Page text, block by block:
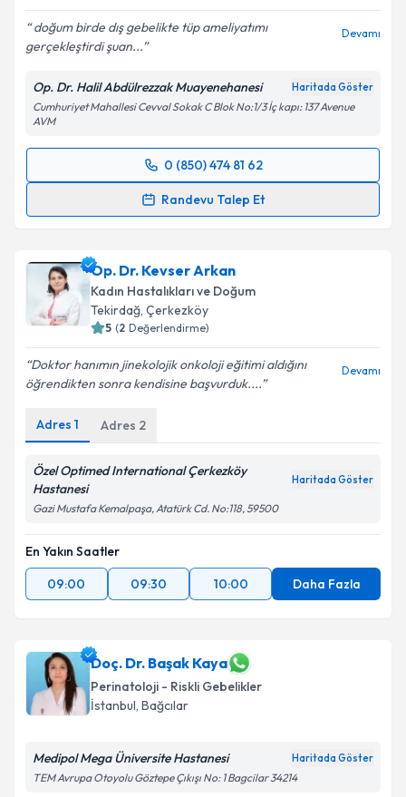
doğum birde dış gebelikte tüp ameliyatımı
gerçekleştirdi şuan...
Devamı
Op. Dr. Halil Abdülrezzak Muayenehanesi Haritada Göster
Cumhuriyet Mahallesi Cevval Sokak C Blok No:1/3 İç kapı: 137 Avenue
AVM
0 (850) 474 81 62
Randevu Talep Et
Randevu Takvimi Talebi
takvim hazırlandığında e-posta ile bilgilendireceğiz.
E-posta Adresiniz
Kişisel verilerimin işlenmesine ilişkin
kapsamda işlenmesini kabul ediyorum.
Takvim Talebini Gönder
Op. Dr. Kevser Arkan
Kadın Hastalıkları ve Doğum
Tekirdağ, Çerkezköy
5 (2 Değerlendirme)
Doktor hanımın jinekolojik onkoloji eğitimi aldığını
öğrendikten sonra kendisine başvurduk....
Devamı
Adres 1 Adres 2
Özel Optimed International Çerkezköy
Hastanesi
Haritada Göster
Gazi Mustafa Kemalpaşa, Atatürk Cd. No:118, 59500
En Yakın Saatler
09:00
09:30 10:00 Daha Fazla
Doç. Dr. Başak Kaya
Perinatoloji - Riskli Gebelikler
İstanbul, Bağcılar
Medipol Mega Üniversite Hastanesi Haritada Göster
TEM Avrupa Otoyolu Göztepe Çıkışı No: 1 Bagcilar 34214